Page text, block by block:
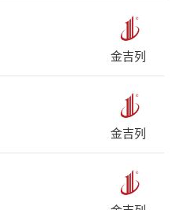
金吉列
金吉列